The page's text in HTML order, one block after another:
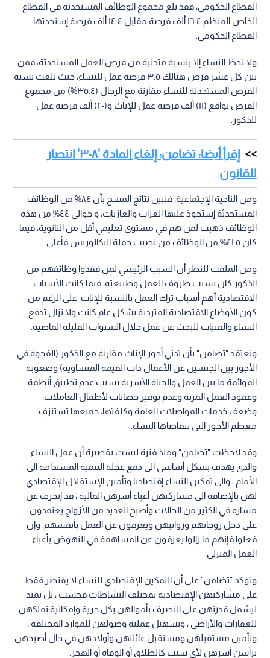
القطاع الحكومي، فقد بلغ مجموع الوظائف المستحدثة في القطاع
الخاص المنظم ١٦.٤ ألف فرصة مقابل ١٤.٤ ألف فرصة إستحدثها
القطاع الحكومي.
ولا تحظ النساء إلا بنسبة متدنية من فرص العمل المستحدثة، فمن
بين كل عشر فرص هنالك ٣.٥ فرصة عمل للنساء، حيث بلغت نسبة
الفرص المستحدثة للنساء مقارنة مع الرجال (٣٥.٤%) من مجموع
الفرص بواقع (١١) ألف فرصة عمل للإناث و(٢٠) ألف فرصة عمل
للذكور.
إقرأ أيضا: تضامن: إلغاء المادة '٣٠٨' انتصار
للقانون
ومن الناحية الإجتماعية، فتبين نتائج المسح بأن ٨٤% من الوظائف
المستحدثة إستحوذ عليها العزاب والعازبات، و حوالي ٤٤% من هذه
الوظائف ذهبت لمن هم في مستوى تعليمي أقل من الثانوية، فيما
كان ٤١.٥% من الوظائف من نصيب حملة البكالوريس فأعلى.
ومن الملفت للنظر أن السبب الرئيسي لمن فقدوا وظائفهم من
الذكور كان بسبب ظروف العمل وطبيعته، فيما كانت الأسباب
الاقتصادية أهم أسباب ترك العمل بالنسبة للإناث، على الرغم من
كون الأوضاع الاقتصادية المتردية بشكل عام كانت ولا تزال تدفع
النساء والفتيات للبحث عن عمل خلال السنوات القليلة الماضية.
وتعتقد "تضامن" بأن تدني أجور الإناث مقارنة مع الذكور (الفجوة في
الأجور بين الجنسين عن الأعمال ذات القيمة المتساوية) وصعوبة
الموائمة ما بين العمل والحياة الأسرية بسبب عدم تطبيق أنظمة
وعقود العمل المرنه وعدم توفير حضانات لأطفال العاملات،
وضعف خدمات المواصلات العامة وكلفتها، جميعها تستنزف
معظم الأجور التي تتقاضاها النساء.
وقد لاحظت "تضامن" ومنذ فترة ليست بقصيرة أن عمل النساء
والذي يهدف بشكل أساسي الى دفع عجلة التنمية المستدامة الى
الأمام ، والى تمكين النساء إقتصاديا وتأمين الإستقلال الإقتصادي
لهن بالإضافة الى مشاركتهن أعباء أسرهن المالية ، قد إنحرف عن
مساره في الكثير من الحالات وأصبح العديد من الأزواج يعتمدون
على دخل زوجاتهم ورواتبهن ويعزفون عن العمل بأنفسهم، وإن
فعلوا فإنهم ما زالوا يعزفون عن المساهمة في النهوض بأعباء
العمل المنزلي.
وتؤكد "تضامن" على أن التمكين الإقتصادي للنساء لا يقتصر فقط
على مشاركتهن الإقتصادية بمختلف النشاطات فحسب ، بل يمتد
ليشمل قدرتهن على التصرف بأموالهن بكل حرية وإمكانية تملكهن
للعقارات والأراضي ، وتسهيل عملية وصولهن للموارد المختلفة ،
وتأمين مستقبلهن ومستقبل عائلتهن وأولادهن في حال أصبحهن
يرأسن أسرهن لأي سبب كالطلاق أو الوفاة أو الهجر.